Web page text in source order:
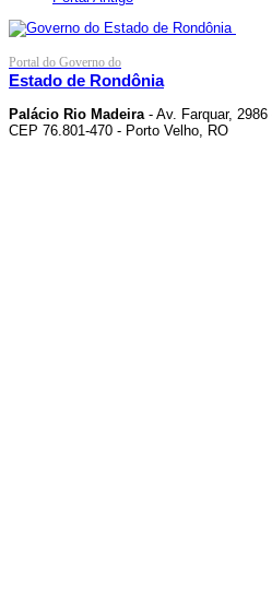
Portal do Governo do
Estado de Rondônia
Palácio Rio Madeira - Av. Farquar,
CEP 76.801-470 - Porto Velho, RO